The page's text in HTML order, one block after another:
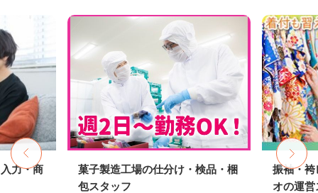
力・商
菓子製造工場の仕分け・検品・梱
包スタッフ
振袖・袴
オの運営